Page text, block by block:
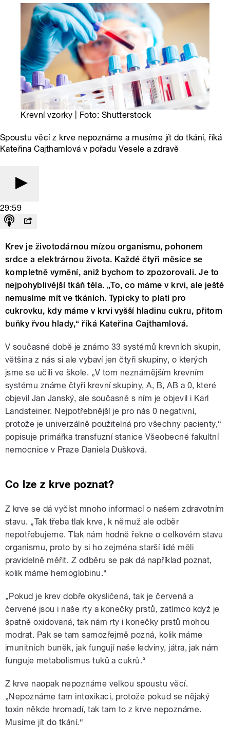
Krevní vzorky | Foto: Shutterstock
Spoustu věcí z krve nepoznáme a musíme jít do tkání, říká
Kateřina Cajthamlová v pořadu Vesele a zdravě
29:59
Krev je životodárnou mízou organismu, pohonem
srdce a elektrárnou života. Každé čtyři měsíce se
kompletně vymění, aniž bychom to zpozorovali. Je to
nejpohyblivější tkáň těla. „To, co máme v krvi, ale ještě
nemusíme mít ve tkáních. Typicky to platí pro
cukrovku, kdy máme v krvi vyšší hladinu cukru, přitom
buňky řvou hlady,“ říká Kateřina Cajthamlová.
V současné době je známo 33 systémů krevních skupin,
většina z nás si ale vybaví jen čtyři skupiny, o kterých
jsme se učili ve škole. „V tom neznámějším krevním
systému známe čtyři krevní skupiny, A, B, AB a 0, které
objevil Jan Janský, ale současně s ním je objevil i Karl
Landsteiner. Nejpotřebnější je pro nás 0 negativní,
protože je univerzálně použitelná pro všechny pacienty,“
popisuje primářka transfuzní stanice Všeobecné fakultní
nemocnice v Praze Daniela Dušková.
Co lze z krve poznat?
Z krve se dá vyčíst mnoho informací o našem zdravotním
stavu. „Tak třeba tlak krve, k němuž ale odběr
nepotřebujeme. Tlak nám hodně řekne o celkovém stavu
organismu, proto by si ho zejména starší lidé měli
pravidelně měřit. Z odběru se pak dá například poznat,
kolik máme hemoglobinu.“
„Pokud je krev dobře okysličená, tak je červená a
červené jsou i naše rty a konečky prstů, zatímco když je
špatně oxidovaná, tak nám rty i konečky prstů mohou
modrat. Pak se tam samozřejmě pozná, kolik máme
imunitních buněk, jak fungují naše ledviny, játra, jak nám
funguje metabolismus tuků a cukrů.“
Z krve naopak nepoznáme velkou spoustu věcí.
„Nepoznáme tam intoxikaci, protože pokud se nějaký
toxin někde hromadí, tak tam to z krve nepoznáme.
Musíme jít do tkání.“